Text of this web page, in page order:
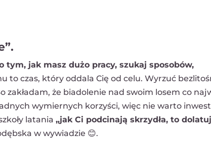
tym, jak masz dużo pracy, szukaj sposobów,
to czas, który oddala Cię od celu. Wyrzuć
zakładam, że biadolenie nad swoim losem co
wymiernych korzyści, więc nie warto
latania „jak Ci podcinają skrzydła, to
w wywiadzie 😊.